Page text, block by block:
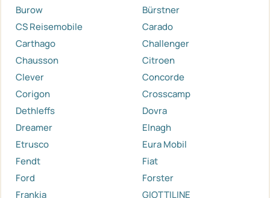
Burow
Bürstner
CS Reisemobile
Carado
Carthago
Challenger
Chausson
Citroen
Clever
Concorde
Corigon
Crosscamp
Dethleffs
Dovra
Dreamer
Elnagh
Etrusco
Eura Mobil
Fendt
Fiat
Ford
Forster
Frankia
GIOTTILINE